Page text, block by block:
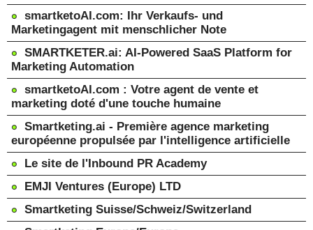
smartketoAI.com: Ihr Verkaufs- und
Marketingagent mit menschlicher Note
SMARTKETER.ai: AI-Powered SaaS Platform for
Marketing Automation
smartketoAI.com : Votre agent de vente et
marketing doté d'une touche humaine
Smartketing.ai - Première agence marketing
européenne propulsée par l'intelligence artificielle
Le site de l'Inbound PR Academy
EMJI Ventures (Europe) LTD
Smartketing Suisse/Schweiz/Switzerland